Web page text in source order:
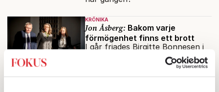
KRÖNIKA
Jon Åsberg: Bakom varje
förmögenhet finns ett brott
I går friades Birgitte Bonnesen i
Högsta domstolen. Men